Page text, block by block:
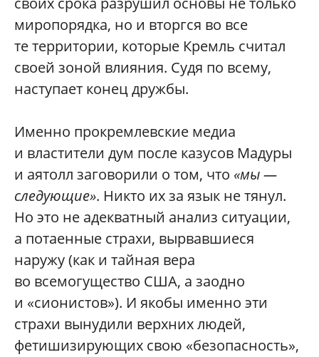
миропорядка, но и вторгся во все
те территории, которые Кремль считал
своей зоной влияния. Судя по всему,
наступает конец дружбы.
Именно прокремлевские медиа
и властители дум после казусов Мадуры
и аятолл заговорили о том, что «мы —
следующие». Никто их за язык не тянул.
Но это не адекватный анализ ситуации,
а потаенные страхи, вырвавшиеся
наружу (как и тайная вера
во всемогущество США, а заодно
и «сионистов»). И якобы именно эти
страхи вынудили верхних людей,
фетишизирующих свою «безопасность»,